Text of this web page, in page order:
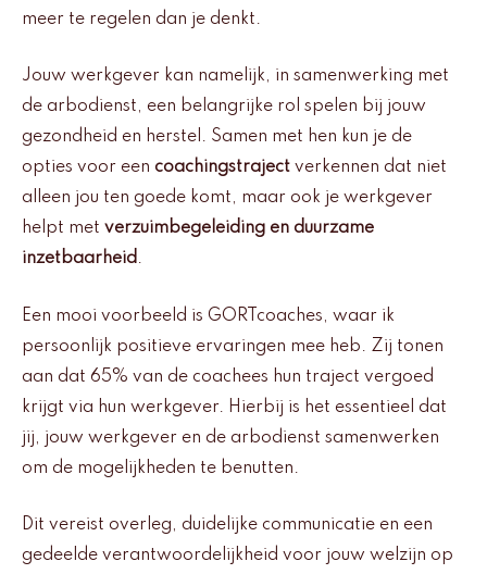
meer te regelen dan je denkt.
Jouw werkgever kan namelijk, in samenwerking met
de arbodienst, een belangrijke rol spelen bij jouw
gezondheid en herstel. Samen met hen kun je de
opties voor een coachingstraject verkennen dat niet
alleen jou ten goede komt, maar ook je werkgever
helpt met verzuimbegeleiding en duurzame
inzetbaarheid .
Een mooi voorbeeld is GORTcoaches, waar ik
persoonlijk positieve ervaringen mee heb. Zij tonen
aan dat 65% van de coachees hun traject vergoed
krijgt via hun werkgever. Hierbij is het essentieel dat
jij, jouw werkgever en de arbodienst samenwerken
om de mogelijkheden te benutten.
Dit vereist overleg, duidelijke communicatie en een
gedeelde verantwoordelijkheid voor jouw welzijn op